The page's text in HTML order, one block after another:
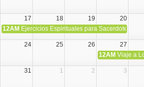
17 18 19 20
12AM Ejercicios Espirituales para Sacerdotes.
24 25 26 27
12AM Viaje a
31 1 2 3